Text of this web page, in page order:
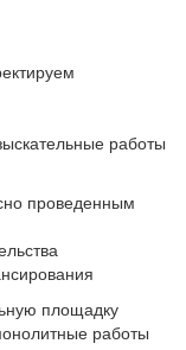
работы
проведенным
площадку
работы